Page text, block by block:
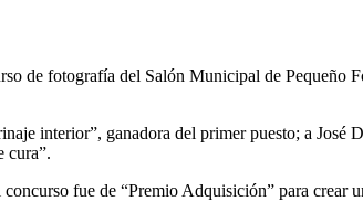
de fotografía del Salón Municipal de Pequeño
interior”, ganadora del primer puesto; a José
cura”.
fue de “Premio Adquisición” para crear